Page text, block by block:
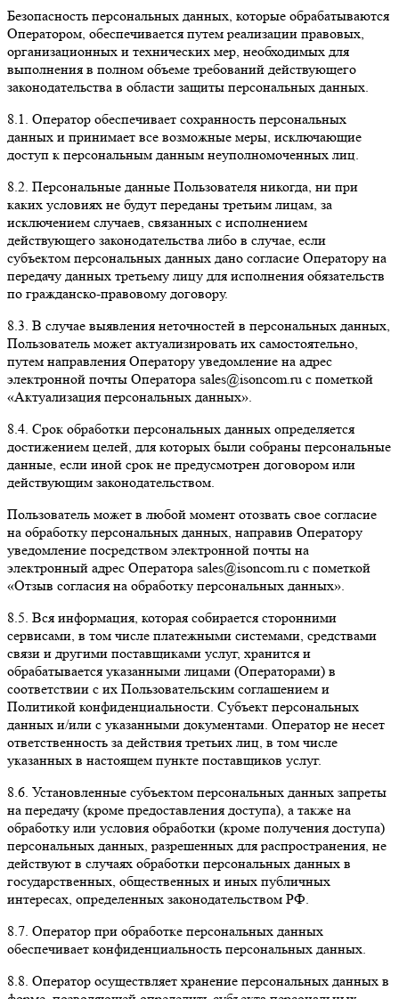
Безопасность персональных данных, которые обрабатываются
Оператором, обеспечивается путем реализации правовых,
организационных и технических мер, необходимых для
выполнения в полном объеме требований действующего
законодательства в области защиты персональных данных.
8.1. Оператор обеспечивает сохранность персональных
данных и принимает все возможные меры, исключающие
доступ к персональным данным неуполномоченных лиц.
8.2. Персональные данные Пользователя никогда, ни при
каких условиях не будут переданы третьим лицам, за
исключением случаев, связанных с исполнением
действующего законодательства либо в случае, если
субъектом персональных данных дано согласие Оператору на
передачу данных третьему лицу для исполнения обязательств
по гражданско-правовому договору.
8.3. В случае выявления неточностей в персональных данных,
Пользователь может актуализировать их самостоятельно,
путем направления Оператору уведомление на адрес
электронной почты Оператора sales@isoncom.ru с пометкой
«Актуализация персональных данных».
8.4. Срок обработки персональных данных определяется
достижением целей, для которых были собраны персональные
данные, если иной срок не предусмотрен договором или
действующим законодательством.
Пользователь может в любой момент отозвать свое согласие
на обработку персональных данных, направив Оператору
уведомление посредством электронной почты на
электронный адрес Оператора sales@isoncom.ru с пометкой
«Отзыв согласия на обработку персональных данных».
8.5. Вся информация, которая собирается сторонними
сервисами, в том числе платежными системами, средствами
связи и другими поставщиками услуг, хранится и
обрабатывается указанными лицами (Операторами) в
соответствии с их Пользовательским соглашением и
Политикой конфиденциальности. Субъект персональных
данных и/или с указанными документами. Оператор не несет
ответственность за действия третьих лиц, в том числе
указанных в настоящем пункте поставщиков услуг.
8.6. Установленные субъектом персональных данных запреты
на передачу (кроме предоставления доступа), а также на
обработку или условия обработки (кроме получения доступа)
персональных данных, разрешенных для распространения, не
действуют в случаях обработки персональных данных в
государственных, общественных и иных публичных
интересах, определенных законодательством РФ.
8.7. Оператор при обработке персональных данных
обеспечивает конфиденциальность персональных данных.
8.8. Оператор осуществляет хранение персональных данных в